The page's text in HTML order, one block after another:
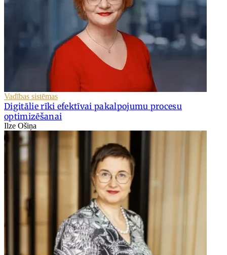
Vadības sistēmas
Digitālie rīki efektīvai pakalpojumu procesu
optimizēšanai
Ilze Ošiņa